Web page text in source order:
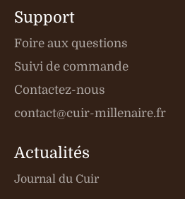
Support
Foire aux questions
Suivi de commande
Contactez-nous
contact@cuir-millenaire.fr
Actualités
Journal du Cuir